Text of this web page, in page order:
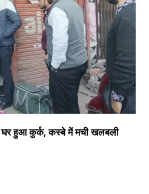
हुआ कुर्क, कस्बे में मची खलबली